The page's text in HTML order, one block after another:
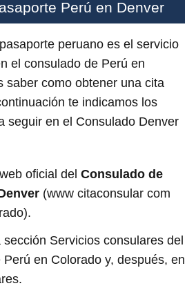
Perú en Denver
peruano es el servicio
el consulado de Perú en
saber como obtener una cita
te indicamos los
seguir en el Consulado Denver
oficial del Consulado de
(www citaconsular com
Servicios consulares del
en Colorado y, después, en